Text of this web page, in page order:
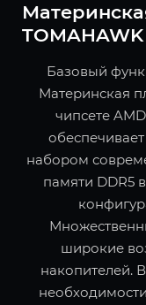
Базовый
Материнская
чипсете
набором
памяти DDR5
широкие
накопителей.